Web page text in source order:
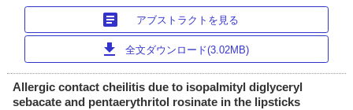
article アブストラクトを見る
download 全文ダウンロード(3.02MB)
Allergic contact cheilitis due to isopalmityl diglyceryl
sebacate and pentaerythritol rosinate in the lipsticks